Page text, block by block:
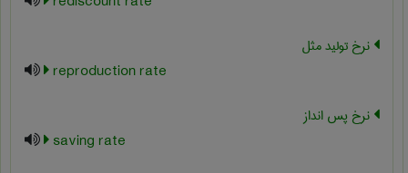
نرخ تولید مثل
reproduction rate
نرخ پس انداز
saving rate